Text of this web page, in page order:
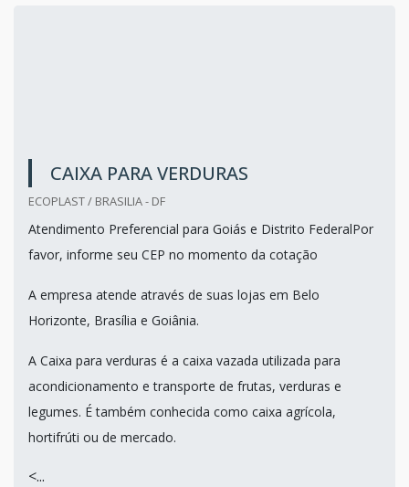
CAIXA PARA VERDURAS
ECOPLAST / BRASILIA - DF
Atendimento Preferencial para Goiás e Distrito FederalPor
favor, informe seu CEP no momento da cotação
A empresa atende através de suas lojas em Belo
Horizonte, Brasília e Goiânia.
A Caixa para verduras é a caixa vazada utilizada para
acondicionamento e transporte de frutas, verduras e
legumes. É também conhecida como caixa agrícola,
hortifrúti ou de mercado.
<...